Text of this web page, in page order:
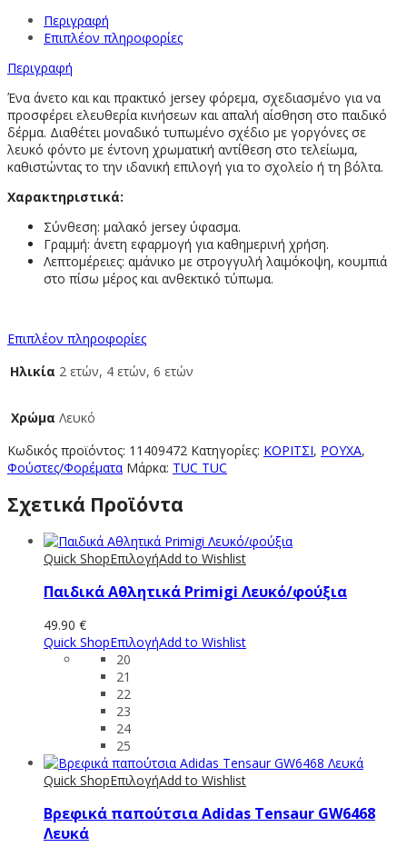
Περιγραφή
Επιπλέον πληροφορίες
Περιγραφή
Ένα άνετο και και πρακτικό jersey φόρεμα, σχεδιασμένο για να
προσφέρει ελευθερία κινήσεων και απαλή αίσθηση στο παιδικό
δέρμα. Διαθέτει μοναδικό τυπωμένο σχέδιο με γοργόνες σε
λευκό φόντο με έντονη χρωματική αντίθεση στο τελείωμα,
καθιστώντας το την ιδανική επιλογή για το σχολείο ή τη βόλτα.
Χαρακτηριστικά:
Σύνθεση: μαλακό jersey ύφασμα.
Γραμμή: άνετη εφαρμογή για καθημερινή χρήση.
Λεπτομέρειες: αμάνικο με στρογγυλή λαιμόκοψη, κουμπιά
στο πίσω μέρος και ανθεκτικό τύπωμα.
Επιπλέον πληροφορίες
Ηλικία 2 ετών, 4 ετών, 6 ετών
Χρώμα Λευκό
Κωδικός προϊόντος: 11409472 Κατηγορίες: ΚΟΡΙΤΣΙ, ΡΟΥΧΑ,
Φούστες/Φορέματα Μάρκα: TUC TUC
Σχετικά Προϊόντα
Quick ShopΕπιλογήAdd to Wishlist
Παιδικά Αθλητικά Primigi Λευκό/φούξια
49.90 €
Quick ShopΕπιλογήAdd to Wishlist
20
21
22
23
24
25
Quick ShopΕπιλογήAdd to Wishlist
Βρεφικά παπούτσια Adidas Tensaur GW6468
Λευκά